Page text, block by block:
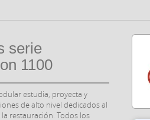
serie
1100
estudia, proyecta y
de alto nivel dedicados al
restauración. Todos los